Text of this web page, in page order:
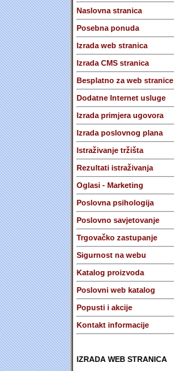
Naslovna stranica
Posebna ponuda
Izrada web stranica
Izrada CMS stranica
Besplatno za web stranice
Dodatne Internet usluge
Izrada primjera ugovora
Izrada poslovnog plana
Istraživanje tržišta
Rezultati istraživanja
Oglasi - Marketing
Poslovna psihologija
Poslovno savjetovanje
Trgovačko zastupanje
Sigurnost na webu
Katalog proizvoda
Poslovni web katalog
Popusti i akcije
Kontakt informacije
IZRADA WEB STRANICA